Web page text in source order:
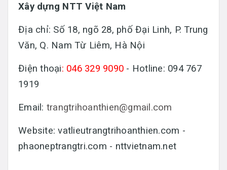
Xây dựng NTT Việt Nam
Địa chỉ: Số 18, ngõ 28, phố Đại Linh, P. Trung
Văn, Q. Nam Từ Liêm, Hà Nội
Điện thoại: 046 329 9090 - Hotline: 094 767
1919
Email: trangtrihoanthien@gmail.com
Website: vatlieutrangtrihoanthien.com -
phaoneptrangtri.com - nttvietnam.net